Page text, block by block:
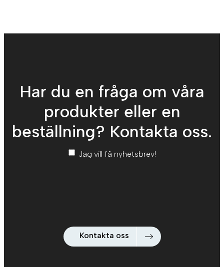
Har du en fråga om våra
produkter eller en
beställning? Kontakta oss.
Nyhetsbrev*
Jag vill få nyhetsbrev!
Kontakta oss